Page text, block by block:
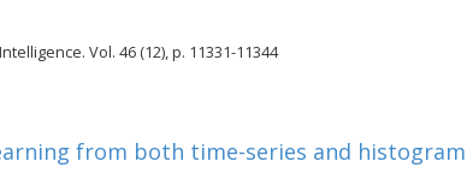
Vol. 46 (12), p. 11331-11344
from both time-series and histogram